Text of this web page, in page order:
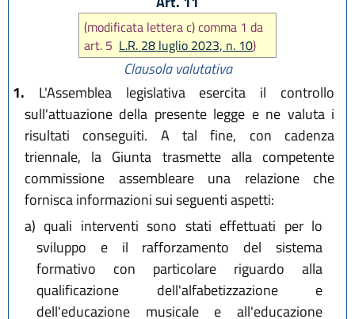
(modificata lettera c) comma 1 da
art. 5 L.R. 28 luglio 2023, n. 10)
Clausola valutativa
1. L'Assemblea legislativa esercita il controllo
sull'attuazione della presente legge e ne valuta i
risultati conseguiti. A tal fine, con cadenza
triennale, la Giunta trasmette alla competente
commissione assembleare una relazione che
fornisca informazioni sui seguenti aspetti:
a) quali interventi sono stati effettuati per lo
sviluppo e il rafforzamento del sistema
formativo con particolare riguardo alla
qualificazione dell'alfabetizzazione e
dell'educazione musicale e all'educazione